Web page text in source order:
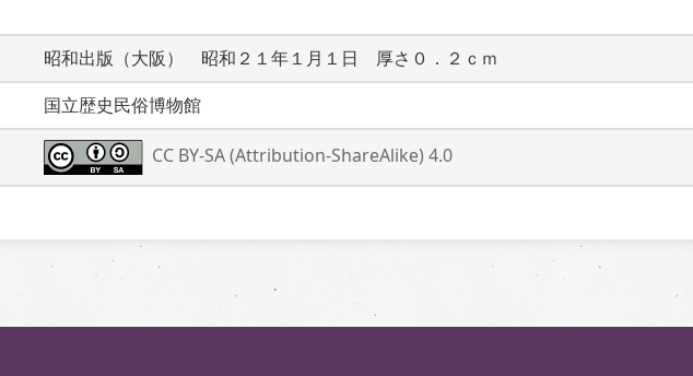
昭和出版（大阪）　昭和２１年１月１日　厚さ０．２ｃｍ
国立歴史民俗博物館
CC BY-SA (Attribution-ShareAlike) 4.0